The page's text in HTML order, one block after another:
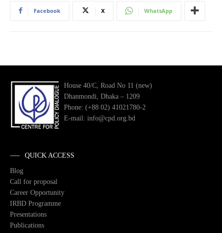
Facebook X WhatsApp
House 40/C, Road No 11 (new)
Dhanmondi, Dhaka – 1209
Phone: (+88 02) 41021780-2
E-mail: info@cpd.org.bd
QUICK ACCESS
Blog
Call for proposal
Career Opportunity
IRBD Programme
Presentations
Publications